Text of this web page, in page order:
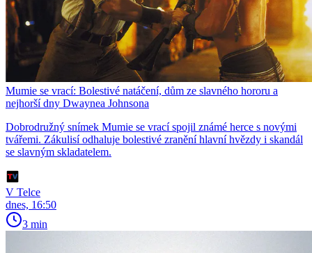
Mumie se vrací: Bolestivé natáčení, dům ze slavného hororu a
nejhorší dny Dwaynea Johnsona
Dobrodružný snímek Mumie se vrací spojil známé herce s novými
tvářemi. Zákulisí odhaluje bolestivé zranění hlavní hvězdy i skandál
se slavným skladatelem.
V Telce
dnes, 16:50
3 min